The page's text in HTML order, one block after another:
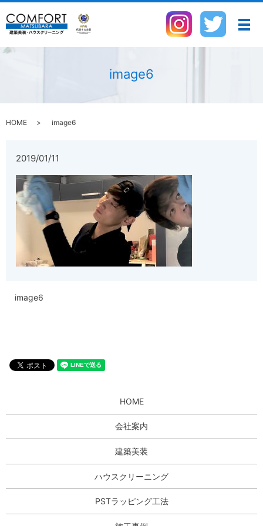
メ
image6
HOME image6
2019/01/11
image6
HOME
会社案内
建築美装
ハウスクリーニング
PSTラッピング工法